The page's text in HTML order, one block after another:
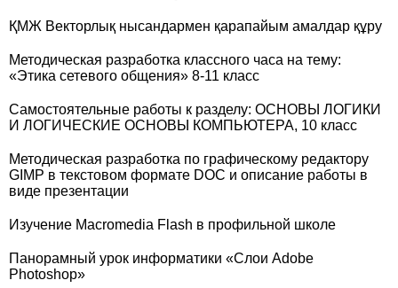
ҚМЖ Векторлық нысандармен қарапайым амалдар құру
Методическая разработка классного часа на тему:
«Этика сетевого общения» 8-11 класс
Самостоятельные работы к разделу: ОСНОВЫ ЛОГИКИ
И ЛОГИЧЕСКИЕ ОСНОВЫ КОМПЬЮТЕРА, 10 класс
Методическая разработка по графическому редактору
GIMP в текстовом формате DOC и описание работы в
виде презентации
Изучение Macromedia Flash в профильной школе
Панорамный урок информатики «Слои Adobe
Photoshop»